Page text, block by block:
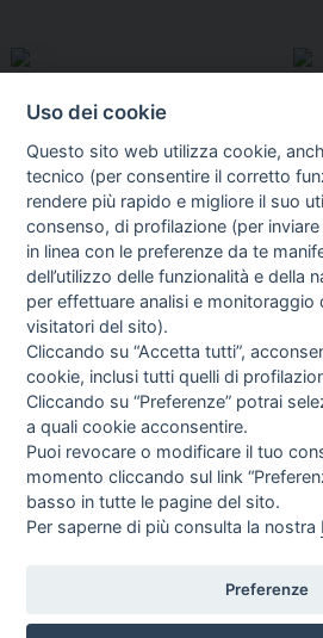
I libri
Direttrice Responsabile: Alessandra Costante |
Uso dei cookie
Questo sito web utilizza cookie,
tecnico (per consentire il corretto
rendere più rapido e migliore il suo
consenso, di profilazione (per
in linea con le preferenze da te
dell’utilizzo delle funzionalità e della
per effettuare analisi e
visitatori del sito).
Cliccando su “Accetta tutti”,
cookie, inclusi tutti quelli di
Cliccando su “Preferenze” potrai
a quali cookie acconsentire.
Puoi revocare o modificare il tuo
momento cliccando sul link
basso in tutte le pagine del sito.
Per saperne di più consulta la nostra
Preferenze